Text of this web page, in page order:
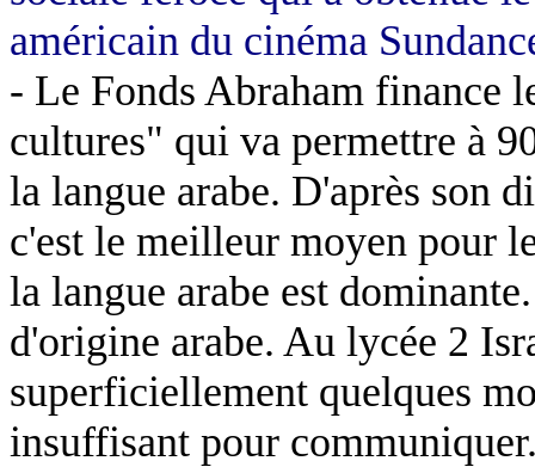
américain du cinéma
- Le Fonds Abraham finance
cultures" qui va permettre à
la langue arabe. D'après son
c'est le meilleur moyen pour
la langue arabe est
d'origine arabe. Au lycée 2
superficiellement quelques
insuffisant pour